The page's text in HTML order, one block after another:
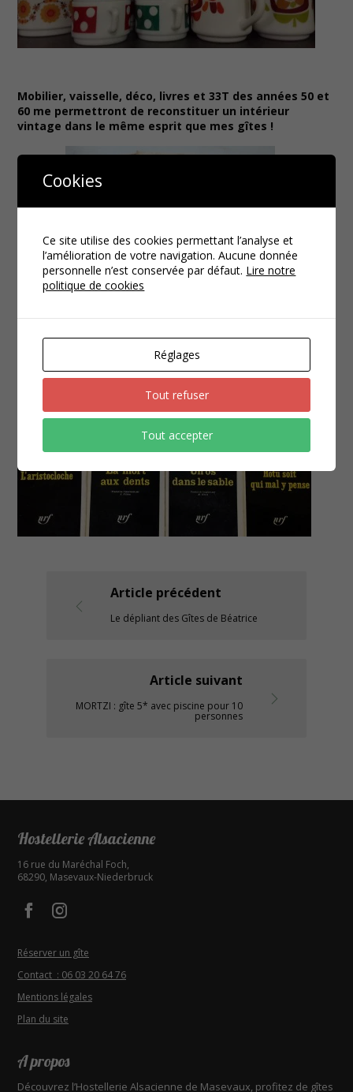
Mobilier, vaisselle, déco, livres et 33T des années 50 et
60 me permettront de reconstituer un intérieur
vintage dans le même esprit que mes gîtes !
Article précédent
Le dépliant des Gîtes de Béatrice
Article suivant
MORTZI : gîte 5* avec piscine pour 10
personnes
Hostellerie Alsacienne
16 rue du Maréchal Foch,
68290, Masevaux-Niederbruck
Facebook - Hostellerie Alsacienne
Instagram - Hostellerie Alsacienne
Réserver un gîte
Contact : 06 03 20 64 76
Mentions légales
Plan du site
A propos
Découvrez l’Hostellerie Alsacienne de Masevaux, profitez de gîtes
Cookies
Ce site utilise des cookies permettant l’analyse et
l’amélioration de votre navigation. Aucune donnée
personnelle n’est conservée par défaut. Lire notre
politique de cookies
Réglages
Tout refuser
Tout accepter